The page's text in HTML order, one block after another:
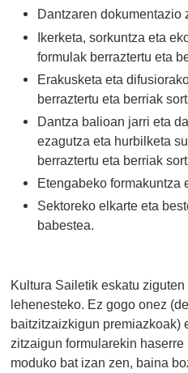
Dantzaren dokumentazio
Ikerketa, sorkuntza eta
formulak berraztertu eta
Erakusketa eta
berraztertu eta berriak
Dantza balioan jarri eta
ezagutza eta hurbilketa
berraztertu eta berriak
Etengabeko formakuntza
Sektoreko elkarte eta
babestea.
Kultura Sailetik eskatu
lehenesteko. Ez gogo onez
baitzitzaizkigun premiazkoak)
zitzaigun formularekin
moduko bat izan zen, baina